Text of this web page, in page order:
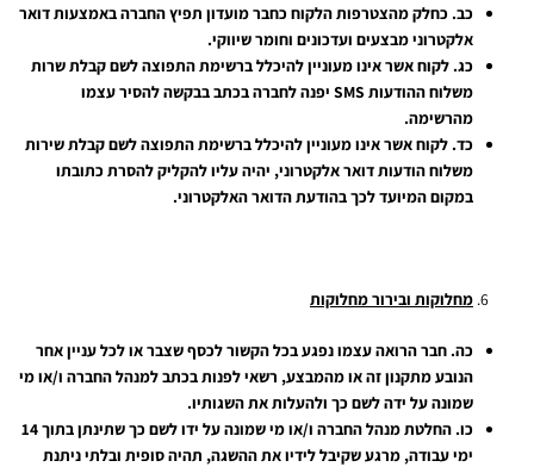
כב.כחלק מהצטרפות הלקוח כחבר מועדון תפיץ החברה באמצעות דואר
אלקטרוני מבצעים ועדכונים וחומר שיווקי.
כג.לקוח אשר אינו מעוניין להיכלל ברשימת התפוצה לשם קבלת שרות
משלוח ההודעות SMS יפנה לחברה בכתב בבקשה להסיר עצמו
מהרשימה.
כד.לקוח אשר אינו מעוניין להיכלל ברשימת התפוצה לשם קבלת שירות
משלוח הודעות דואר אלקטרוני, יהיה עליו להקליק להסרת כתובתו
במקום המיועד לכך בהודעת הדואר האלקטרוני.
מחלוקות ובירור מחלוקות
כה.חבר הרואה עצמו נפגע בכל הקשור לכסף שצבר או לכל עניין אחר
הנובע מתקנון זה או מהמבצע, רשאי לפנות בכתב למנהל החברה ו/או מי
שמונה על ידה לשם כך ולהעלות את השגותיו.
כו.
החלטת מנהל החברה ו/או מי שמונה על ידו לשם כך שתינתן בתוך 14
ימי עבודה, מרגע שקיבל לידיו את ההשגה, תהיה סופית ובלתי ניתנת